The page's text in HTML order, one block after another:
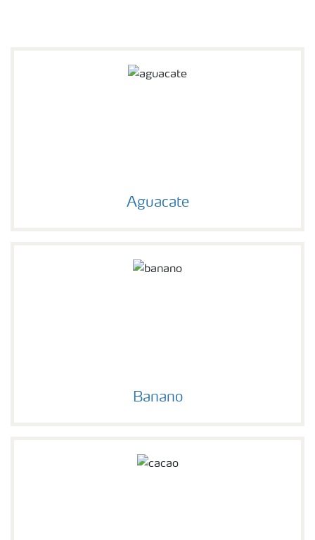
Aguacate
Banano